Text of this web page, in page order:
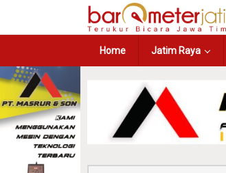
Home Jatim Raya